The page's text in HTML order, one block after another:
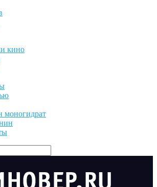
кино
моногидрат